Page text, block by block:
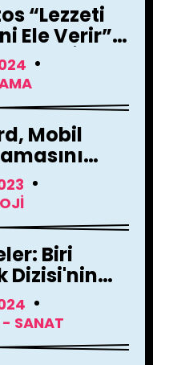
“Lezzeti
Ele Verir”
Filmi İle
!
Mobil
Kararı
Biri
Dizisi'nin
Başladı !
- SANAT